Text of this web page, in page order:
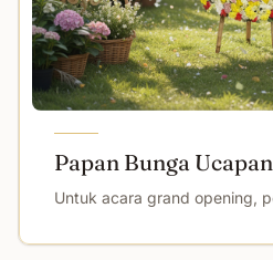
Papan Bunga
Untuk acara grand opening,